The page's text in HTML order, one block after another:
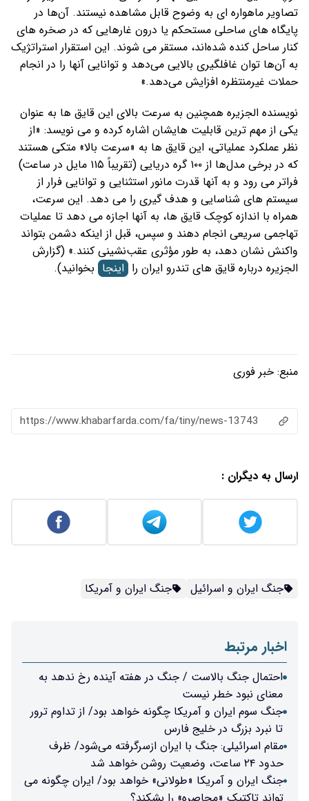
تصاویر ماهواره‌ ای به وضوح قابل مشاهده نیستند. آن‌ها در
پایگاه‌ های ساحلی مستحکم یا درون غارهایی که در صخره‌ های
کنار ساحل کنده شده‌اند، مستقر می ‌شوند. این استقرار استراتژیک
به آن‌ها توان غافلگیری بالایی می‌دهد و توانایی آنها را در انجام
حملات غیرمنتظره افزایش می‌دهد.»
نویسنده الجزیره همچنین به سرعت بالای این قایق ها به عنوان
یکی از مهم ترین قابلیت هایشان اشاره کرده و می نویسد: «از
نظر عملکرد عملیاتی، این قایق‌ ها به «سرعت‌ بالا» متکی هستند
که در برخی مدل‌ها از ۱۰۰ گره دریایی (تقریباً ۱۱۵ مایل در ساعت)
فراتر می‌ رود و به آنها قدرت مانور استثنایی و توانایی فرار از
سیستم‌ های شناسایی و هدف ‌گیری را می ‌دهد. این سرعت،
همراه با اندازه کوچک قایق ها، به آنها اجازه می ‌دهد تا عملیات
تهاجمی سریعی انجام دهند و سپس، قبل از اینکه دشمن بتواند
واکنش نشان دهد، به طور مؤثری عقب‌نشینی کنند.» (گزارش
الجزیره درباره قایق های تندرو ایران را اینجا بخوانید).
منبع: خبر فوری
https://www.khabarfarda.com/fa/tiny/news-13743
ارسال به دیگران :
جنگ ایران و اسرائیل جنگ ایران و آمریکا
اخبار مرتبط
احتمال جنگ بالاست / جنگ در هفته آینده رخ ندهد به
معنای نبود خطر نیست
جنگ سوم ایران و آمریکا چگونه خواهد بود/ از تداوم ترور
تا نبرد بزرگ در خلیج فارس
مقام اسرائیلی: جنگ با ایران ازسرگرفته می‌شود/ ظرف
حدود ۲۴ ساعت، وضعیت روشن خواهد شد
جنگ ایران و آمریکا «طولانی» خواهد بود/ ایران چگونه می